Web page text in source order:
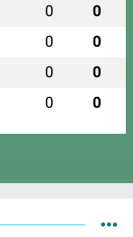
0 0
0 0
0 0
0 0